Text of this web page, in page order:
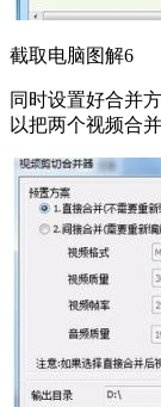
截取电脑图解6
同时设置好合并
以把两个视频合